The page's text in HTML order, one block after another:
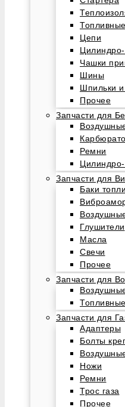
Цепи
Чашки
Шины
Шпильки и
Прочее
Запчасти для
Ремни
Запчасти для
Баки
Глушители
Масла
Свечи
Прочее
Запчасти для
Запчасти для
Адаптеры
Болты
Ножи
Ремни
Трос газа
Прочее